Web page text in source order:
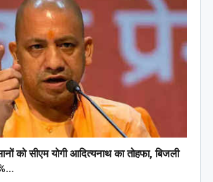
को सीएम योगी आद‍ित्‍यनाथ का तोहफा, ब‍िजली